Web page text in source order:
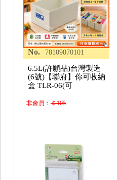
No. 78109070101
6.5L(許願品)台灣製造
(6號)【聯府】你可收納
盒 TLR-06(可
非會員：＄105